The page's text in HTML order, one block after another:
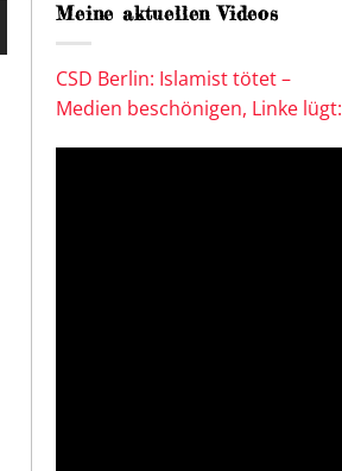
Meine aktuellen Videos
CSD Berlin: Islamist tötet –
Medien beschönigen, Linke lügt: